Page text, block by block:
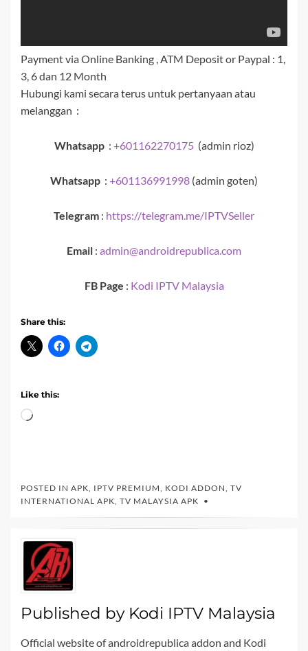
Payment via Online Banking , ATM Deposit or Paypal : 1,
3, 6 dan 12 Month
Hubungi kami secara terus untuk pertanyaan atau
melanggan :
Whatsapp : +601162270175 (admin rioz)
Whatsapp : +601136991998 (admin goten)
Telegram : https://telegram.me/IPTVSeller
Email : admin@androidrepublica.com
FB Page : Kodi IPTV Malaysia
Share this:
Like this:
Loading…
POSTED IN APK IPTV PREMIUM KODI ADDON TV
INTERNATIONAL APK TV MALAYSIA APK
Published by Kodi IPTV Malaysia
Official website of androidrepublica addon and Kodi